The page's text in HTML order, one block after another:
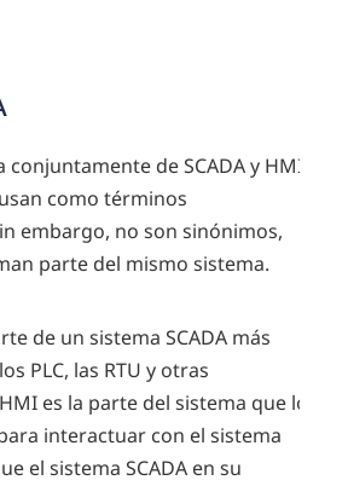
conjuntamente de SCADA y HMI, e
usan como términos
embargo, no son sinónimos,
parte del mismo sistema.
de un sistema SCADA más
PLC, las RTU y otras
es la parte del sistema que los
interactuar con el sistema
el sistema SCADA en su